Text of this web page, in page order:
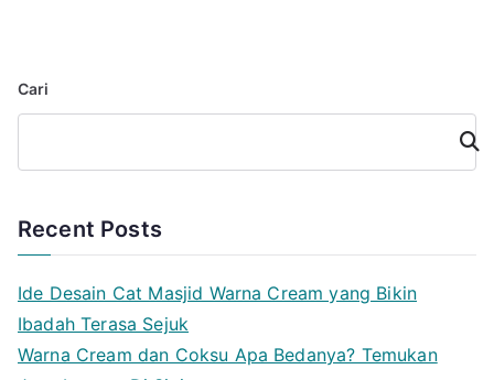
Cari
Cari
Recent Posts
Ide Desain Cat Masjid Warna Cream yang Bikin
Ibadah Terasa Sejuk
Warna Cream dan Coksu Apa Bedanya? Temukan